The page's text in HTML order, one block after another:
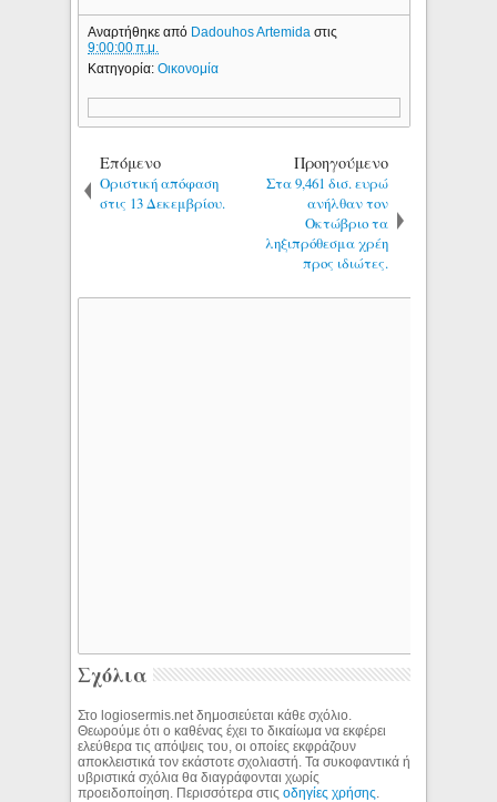
Αναρτήθηκε από Dadouhos Artemidaστις
9:00:00 π.μ.
Κατηγορία:Οικονομία
Επόμενο
Οριστική απόφαση
στις 13 Δεκεμβρίου.
Προηγούμενο
Στα 9,461 δισ. ευρώ
ανήλθαν τον
Οκτώβριο τα
ληξιπρόθεσμα χρέη
προς ιδιώτες.
Σχόλια
Στο logiosermis.net δημοσιεύεται κάθε σχόλιο.
Θεωρούμε ότι ο καθένας έχει το δικαίωμα να εκφέρει
ελεύθερα τις απόψεις του, οι οποίες εκφράζουν
αποκλειστικά τον εκάστοτε σχολιαστή. Τα συκοφαντικά ή
υβριστικά σχόλια θα διαγράφονται χωρίς
προειδοποίηση. Περισσότερα στιςοδηγίες χρήσης